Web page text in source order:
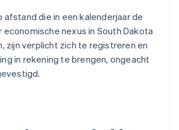
afstand die in een kalenderjaar de
nexus in South Dakota
zijn verplicht zich te registreren en
in rekening te brengen, ongeacht